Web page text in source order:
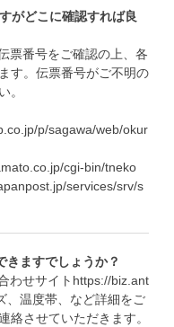
がどこに確認すれば良
票番号をご確認の上、各
す。伝票番号がご不明の
。
p/sagawa/web/okur
cgi-bin/tneko
services/srv/s
ますでしょうか？
わせサイト https://biz.ant
、温度帯、など詳細をご
絡させていただきます。